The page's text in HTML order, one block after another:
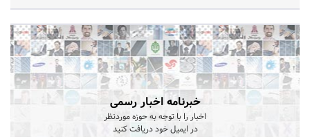
خبرنامه اخبار رسمی
اخبار را با توجه به حوزه موردنظر
در ایمیل خود دریافت کنید